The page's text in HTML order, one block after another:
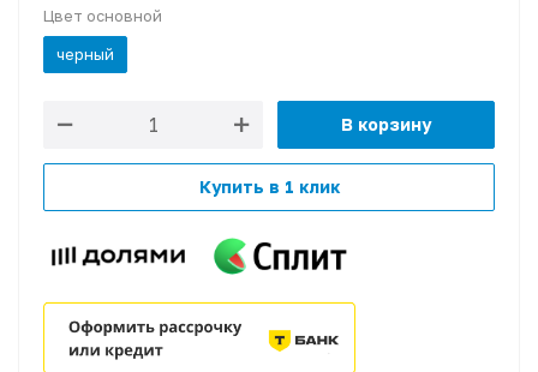
Цвет основной
черный
В корзину
Купить в 1 клик